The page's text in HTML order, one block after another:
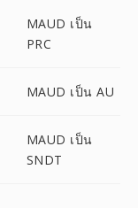
MAUD เป็น
PRC
MAUD เป็น AU
MAUD เป็น
SNDT